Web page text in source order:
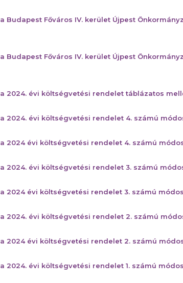
a Budapest Főváros IV. kerület Újpest
a Budapest Főváros IV. kerület Újpest
a 2024. évi költségvetési rendelet táblázatos
a 2024. évi költségvetési rendelet 4. számú
a 2024 évi költségvetési rendelet 4. számú
a 2024. évi költségvetési rendelet 3. számú
a 2024 évi költségvetési rendelet 3. számú
a 2024. évi költségvetési rendelet 2. számú
a 2024 évi költségvetési rendelet 2. számú
a 2024. évi költségvetési rendelet 1. számú